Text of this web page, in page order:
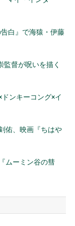
白』で海猿・伊藤
監督が呪いを描く
ドンキーコング×イ
佑、映画『ちはや
ムーミン谷の彗